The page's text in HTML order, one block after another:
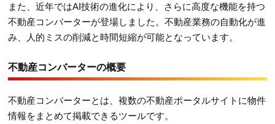
また、近年ではAI技術の進化により、さらに高度な機能を持つ
不動産コンバーターが登場しました。不動産業務の自動化が進
み、人的ミスの削減と時間短縮が可能となっています。
不動産コンバーターの概要
不動産コンバーターとは、複数の不動産ポータルサイトに物件
情報をまとめて掲載できるツールです。